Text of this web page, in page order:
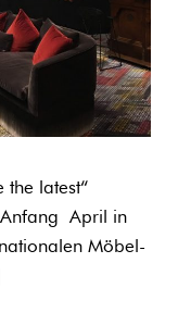
the latest“
Anfang April in
Möbel-